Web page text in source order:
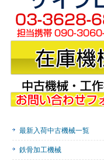
最新入荷中古機械一覧
鉄骨加工機械